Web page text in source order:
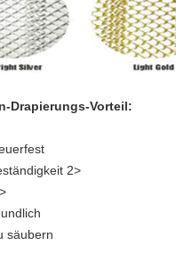
Drapierungs-Vorteil:
2>
säubern